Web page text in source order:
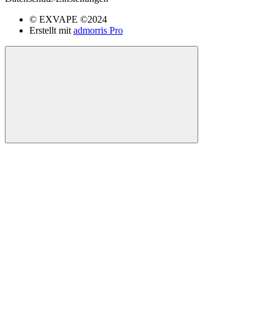
© EXVAPE ©2024
Erstellt mit admorris Pro